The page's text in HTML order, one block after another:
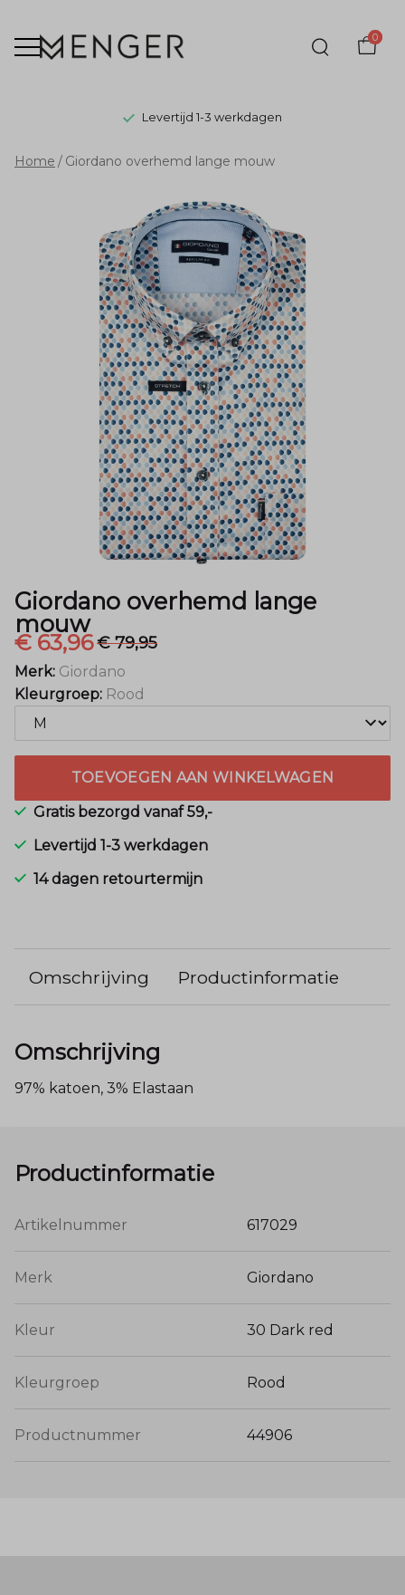
0
Levertijd 1-3 werkdagen
Giordano
overhemd
lange
mouw
Menger
Mode
Home Giordano overhemd lange mouw
Giordano overhemd lange
mouw
€ 63,96€ 79,95
Merk: Giordano
Kleurgroep: Rood
TOEVOEGEN AAN WINKELWAGEN
Gratis bezorgd vanaf 59,-
Levertijd 1-3 werkdagen
14 dagen retourtermijn
Omschrijving Productinformatie
Omschrijving
97% katoen, 3% Elastaan
Productinformatie
Artikelnummer 617029
Merk Giordano
Kleur 30 Dark red
Kleurgroep Rood
Productnummer 44906